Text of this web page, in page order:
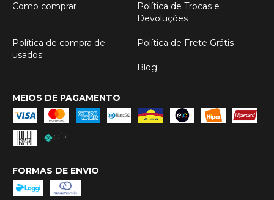
Como comprar
Política de Trocas e
Devoluções
Política de compra de
usados
Política de Frete Grátis
Blog
MEIOS DE PAGAMENTO
FORMAS DE ENVIO